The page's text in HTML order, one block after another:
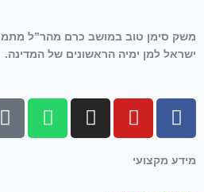
משק סימן טוב במושב כרם מהר”ל
ישראל למן ימיה הראשונים של המדינה.
F
a
e
Y
o
t
I
n
W
h
T
i
מידע מקצועי